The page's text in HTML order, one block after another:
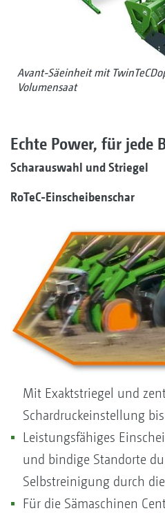
Avant-Säeinheit mit
Volumensaat
Echte Power, für jede
Scharauswahl und Striegel
RoTeC-Einscheibenschar
Mit Exaktstriegel und
Schardruckeinstellung
Leistungsfähiges
und bindige Standorte
Selbstreinigung durch
Für die Sämaschinen